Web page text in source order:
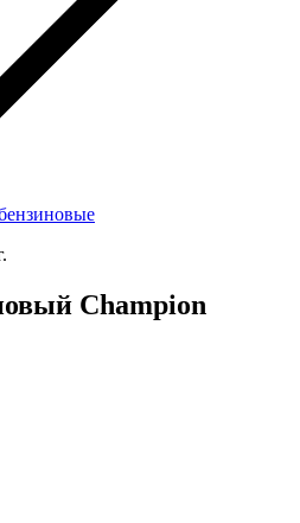
Champion